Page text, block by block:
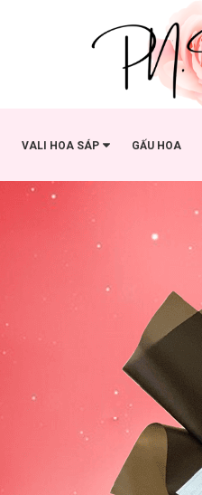
VALI HOA SÁP GẤU HOA